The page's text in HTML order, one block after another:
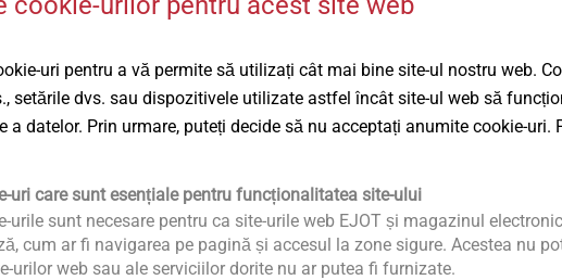
(ETA-08/0040)
înmagazinabile, face
ca fixarea tablelor de
profil și a casetelor să
special designul
compact și mânuirea
eficientă se dovedesc
uri pentru a vă permite să utilizați cât mai bine site-ul nostru web.
setările dvs. sau dispozitivele utilizate astfel încât site-ul web să
a datelor. Prin urmare, puteți decide să nu acceptați anumite cookie-uri.
uri care sunt esențiale pentru funcționalitatea site-ului
urile sunt necesare pentru ca site-urile web EJOT și magazinul
cum ar fi navigarea pe pagină și accesul la zone sigure. Acestea nu
urilor web sau ale serviciilor dorite nu ar putea fi furnizate.